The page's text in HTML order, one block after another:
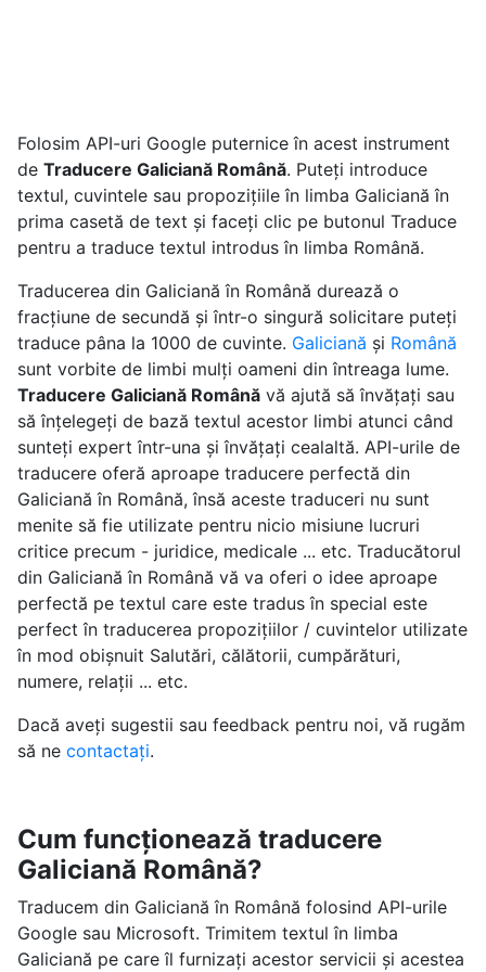
Folosim API-uri Google puternice în acest instrument
de Traducere Galiciană Română. Puteți introduce
textul, cuvintele sau propozițiile în limba Galiciană în
prima casetă de text și faceți clic pe butonul Traduce
pentru a traduce textul introdus în limba Română.
Traducerea din Galiciană în Română durează o
fracțiune de secundă și într-o singură solicitare puteți
traduce pâna la 1000 de cuvinte. Galiciană și Română
sunt vorbite de limbi mulți oameni din întreaga lume.
Traducere Galiciană Românăvă ajută să învățați sau
să înțelegeți de bază textul acestor limbi atunci când
sunteți expert într-una și învățați cealaltă. API-urile de
traducere oferă aproape traducere perfectă din
Galiciană în Română, însă aceste traduceri nu sunt
menite să fie utilizate pentru nicio misiune lucruri
critice precum - juridice, medicale ... etc. Traducătorul
din Galiciană în Română vă va oferi o idee aproape
perfectă pe textul care este tradus în special este
perfect în traducerea propozițiilor / cuvintelor utilizate
în mod obișnuit Salutări, călătorii, cumpărături,
numere, relații ... etc.
Dacă aveți sugestii sau feedback pentru noi, vă rugăm
să ne contactați.
Cum funcționează traducere
Galiciană Română?
Traducem din Galiciană în Română folosind API-urile
Google sau Microsoft. Trimitem textul în limba
Galiciană pe care îl furnizați acestor servicii și acestea